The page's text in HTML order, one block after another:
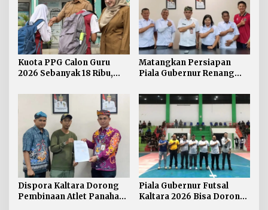
Kuota PPG Calon Guru
2026 Sebanyak 18 Ribu,
Satu Acuan Seleksi
Matangkan Persiapan
Piala Gubernur Renang
Sinergi dengan Pengprov
Akuatik
Dispora Kaltara Dorong
Pembinaan Atlet Panahan
Piala Gubernur Futsal
Kaltara 2026 Bisa Dorong